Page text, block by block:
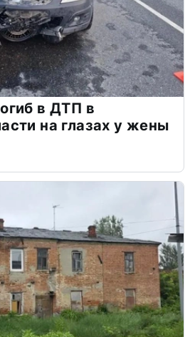
в ДТП в
на глазах у жены